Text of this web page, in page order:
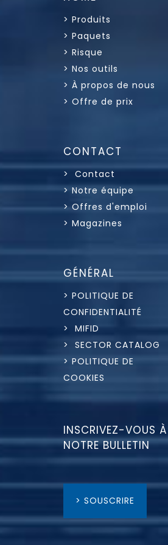
> Produits
> Paquets
> Risque
> Nos outils
> À propos de nous
> Offre de prix
CONTACT
> Contact
> Notre équipe
> Offres d'emploi
> Magazines
GÉNÉRAL
> POLITIQUE DE
CONFIDENTIALITÉ
> MIFID
> SECTOR CATALOG
> POLITIQUE DE
COOKIES
INSCRIVEZ-VOUS À
NOTRE BULLETIN
> SOUSCRIRE